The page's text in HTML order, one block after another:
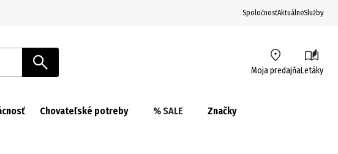
SpoločnosťAktuálneSlužby
Moja predajňaLetáky
Chovateľské potreby % SALE Značky